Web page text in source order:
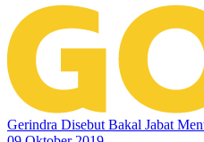
Gerindra Disebut Bakal Jabat